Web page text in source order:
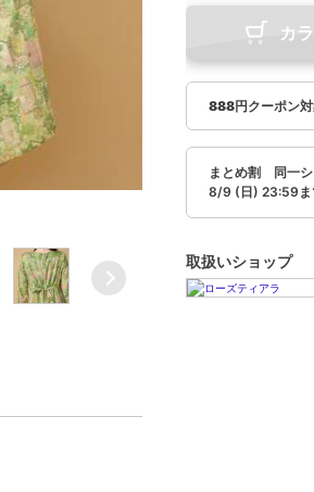
カ
888円クーポン対
まとめ割 同一シ
8/9 (日) 23:59ま
取扱いショップ